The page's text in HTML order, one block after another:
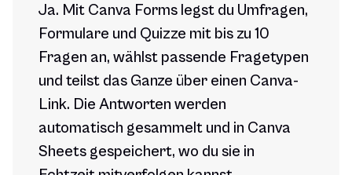
Ja. Mit Canva Forms legst du Umfragen,
Formulare und Quizze mit bis zu 10
Fragen an, wählst passende Fragetypen
und teilst das Ganze über einen Canva-
Link. Die Antworten werden
automatisch gesammelt und in Canva
Sheets gespeichert, wo du sie in